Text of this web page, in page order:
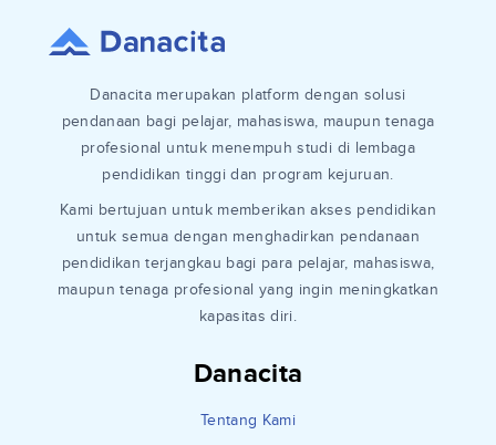
Danacita
Tentang Kami
Danacita merupakan platform dengan solusi
pendanaan bagi pelajar, mahasiswa, maupun tenaga
profesional untuk menempuh studi di lembaga
pendidikan tinggi dan program kejuruan.
Kami bertujuan untuk memberikan akses pendidikan
untuk semua dengan menghadirkan pendanaan
pendidikan terjangkau bagi para pelajar, mahasiswa,
maupun tenaga profesional yang ingin meningkatkan
kapasitas diri.